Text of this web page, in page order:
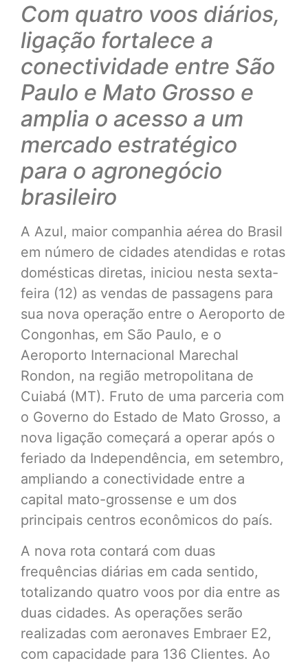
Com quatro voos diários,
ligação fortalece a
conectividade entre São
Paulo e Mato Grosso e
amplia o acesso a um
mercado estratégico
para o agronegócio
brasileiro
A Azul, maior companhia aérea do Brasil
em número de cidades atendidas e rotas
domésticas diretas, iniciou nesta sexta-
feira (12) as vendas de passagens para
sua nova operação entre o Aeroporto de
Congonhas, em São Paulo, e o
Aeroporto Internacional Marechal
Rondon, na região metropolitana de
Cuiabá (MT). Fruto de uma parceria com
o Governo do Estado de Mato Grosso, a
nova ligação começará a operar após o
feriado da Independência, em setembro,
ampliando a conectividade entre a
capital mato-grossense e um dos
principais centros econômicos do país.
A nova rota contará com duas
frequências diárias em cada sentido,
totalizando quatro voos por dia entre as
duas cidades. As operações serão
realizadas com aeronaves Embraer E2,
com capacidade para 136 Clientes. Ao